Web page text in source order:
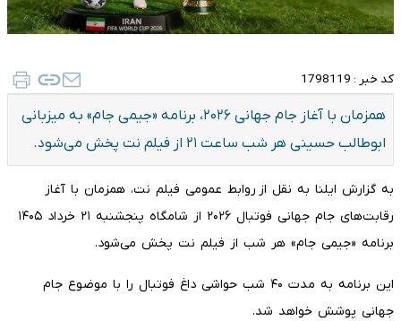
کد خبر : 1798119
همزمان با آغاز جام جهانی ۲۰۲۶، برنامه «جیمی جام» به میزبانی
ابوطالب حسینی هر شب ساعت ۲۱ از فیلم نت پخش می‌شود.
به گزارش ایلنا به نقل از روابط عمومی فیلم نت، همزمان با آغاز
رقابت‌های جام جهانی فوتبال ۲۰۲۶ از شامگاه پنجشنبه ۲۱ خرداد ۱۴۰۵
برنامه «جیمی جام» هر شب از فیلم نت پخش می‌شود.
این برنامه به مدت ۴۰ شب حواشی داغ فوتبال را با موضوع جام
جهانی پوشش خواهد شد.